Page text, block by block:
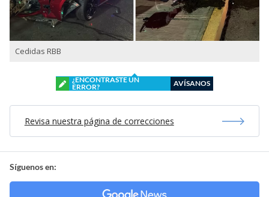
Cedidas RBB
¿ENCONTRASTE UN
ERROR?
AVÍSANOS
Revisa nuestra página de correcciones
Síguenos en: